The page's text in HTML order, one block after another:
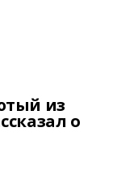
из
о